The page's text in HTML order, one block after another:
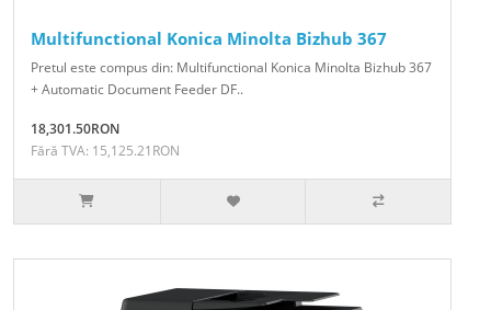
Multifunctional Konica Minolta Bizhub 367
Pretul este compus din: Multifunctional Konica Minolta Bizhub 367
+ Automatic Document Feeder DF..
18,301.50RON
Fără TVA: 15,125.21RON